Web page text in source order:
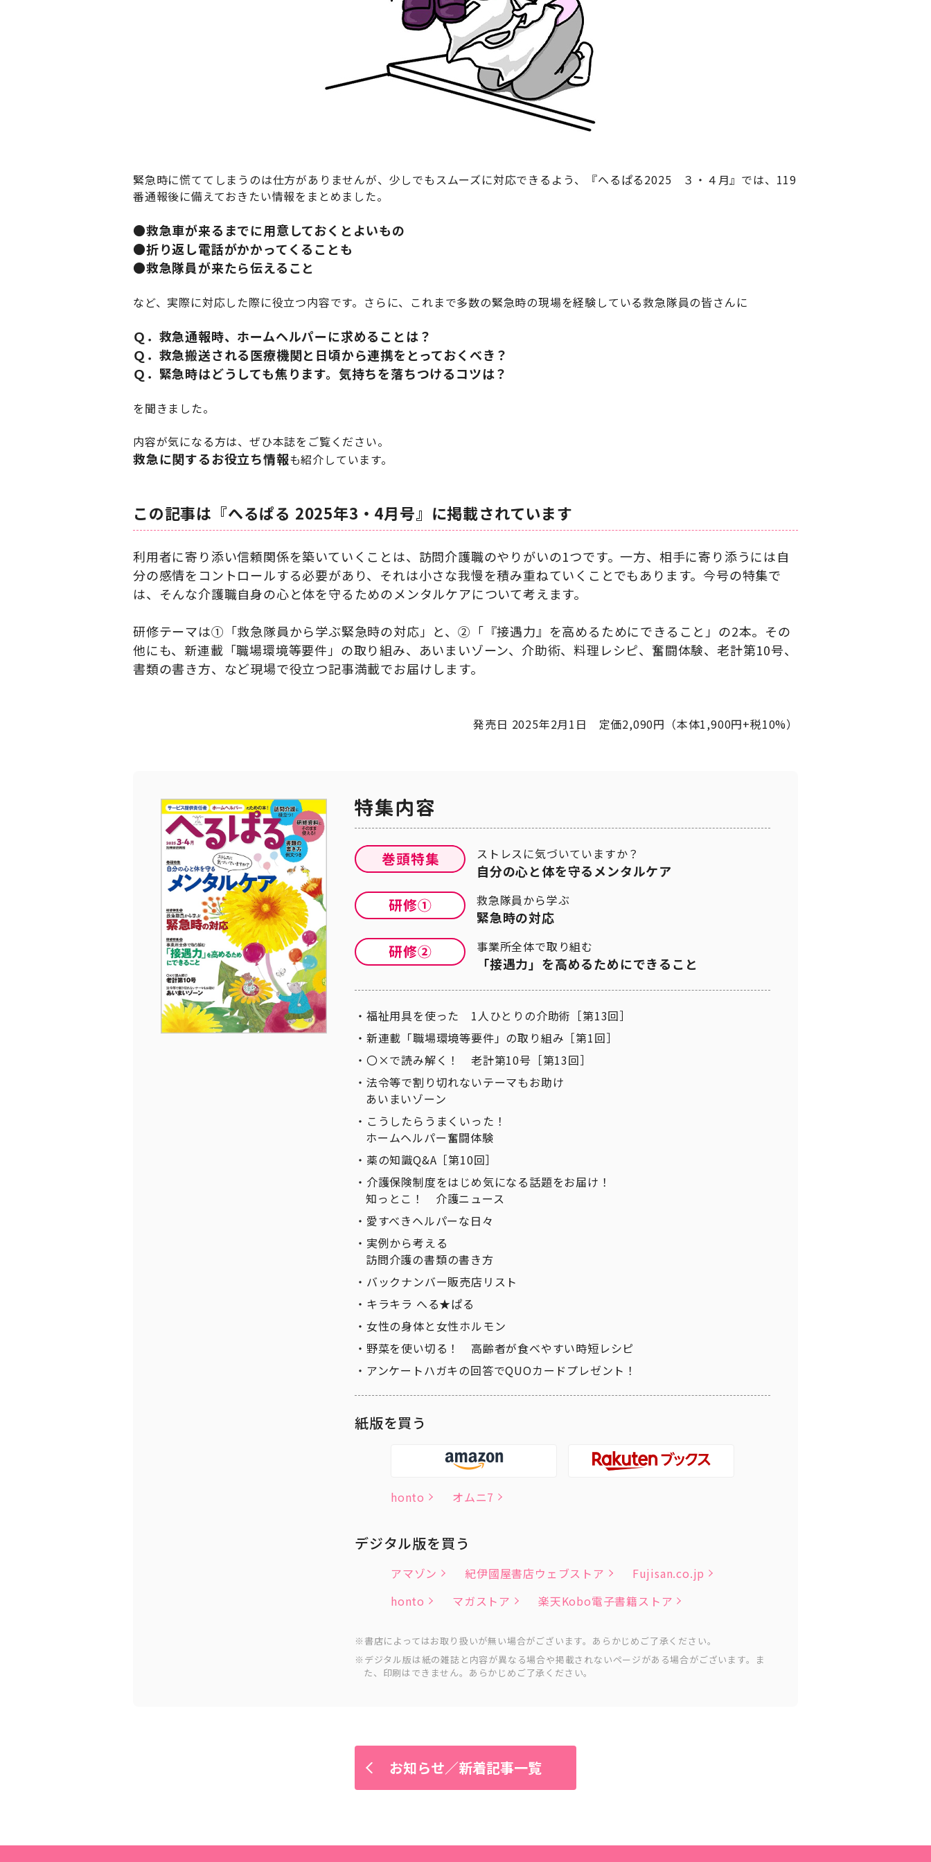
緊急時に慌ててしまうのは仕方がありませんが、少しでもスムーズに対応できるよう、『へるぱる2025 ３・４月』では、119
番通報後に備えておきたい情報をまとめました。
●救急車が来るまでに用意しておくとよいもの
●折り返し電話がかかってくることも
●救急隊員が来たら伝えること
など、実際に対応した際に役立つ内容です。さらに、これまで多数の緊急時の現場を経験している救急隊員の皆さんに
Ｑ．救急通報時、ホームヘルパーに求めることは？
Ｑ．救急搬送される医療機関と日頃から連携をとっておくべき？
Ｑ．緊急時はどうしても焦ります。気持ちを落ちつけるコツは？
を聞きました。
内容が気になる方は、ぜひ本誌をご覧ください。
救急に関するお役立ち情報も紹介しています。
この記事は『へるぱる 2025年3・4月号』に掲載されています
利用者に寄り添い信頼関係を築いていくことは、訪問介護職のやりがいの1つです。一方、相手に寄り添うには自
分の感情をコントロールする必要があり、それは小さな我慢を積み重ねていくことでもあります。今号の特集で
は、そんな介護職自身の心と体を守るためのメンタルケアについて考えます。
研修テーマは①「救急隊員から学ぶ緊急時の対応」と、②「『接遇力』を高めるためにできること」の2本。その
他にも、新連載「職場環境等要件」の取り組み、あいまいゾーン、介助術、料理レシピ、奮闘体験、老計第10号、
書類の書き方、など現場で役立つ記事満載でお届けします。
発売日 2025年2月1日 定価2,090円（本体1,900円+税10%）
ストレスに気づいていますか？
自分の心と体を守るメンタルケア
救急隊員から学ぶ
緊急時の対応
事業所全体で取り組む
「接遇力」を高めるためにできること
福祉用具を使った 1人ひとりの介助術［第13回］
新連載「職場環境等要件」の取り組み［第1回］
〇×で読み解く！ 老計第10号［第13回］
法令等で割り切れないテーマもお助け
あいまいゾーン
こうしたらうまくいった！
ホームヘルパー奮闘体験
薬の知識Q&A［第10回］
介護保険制度をはじめ気になる話題をお届け！
知っとこ！ 介護ニュース
愛すべきヘルパーな日々
実例から考える
訪問介護の書類の書き方
バックナンバー販売店リスト
キラキラ へる★ぱる
女性の身体と女性ホルモン
野菜を使い切る！ 高齢者が食べやすい時短レシピ
アンケートハガキの回答でQUOカードプレゼント！
紙版を買う
honto オムニ7
デジタル版を買う
アマゾン 紀伊國屋書店ウェブストア
Fujisan.co.jp
honto
マガストア 楽天Kobo電子書籍ストア
書店によってはお取り扱いが無い場合がございます。あらかじめご了承ください。
デジタル版は紙の雑誌と内容が異なる場合や掲載されないページがある場合がございます。ま
た、印刷はできません。あらかじめご了承ください。
お知らせ／新着記事一覧